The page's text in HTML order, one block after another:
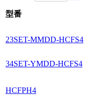
ンチホルダ用刻印パンチ
型式
CHR
X Y Z
型番
23SET-MMDD-HCFS4
34SET-YMDD-HCFS4
HCFPH4